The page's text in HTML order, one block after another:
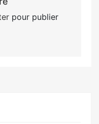
pour publier